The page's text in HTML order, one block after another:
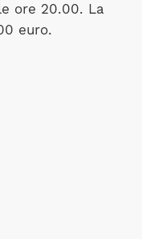
ore 20.00. La
euro.